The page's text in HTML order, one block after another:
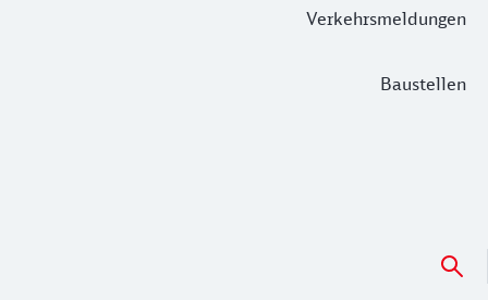
Verkehrsmeldungen
Baustellen